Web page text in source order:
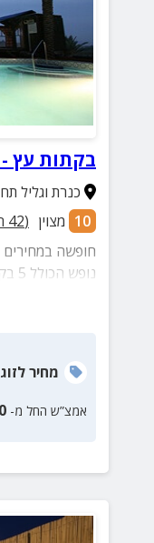
בקתות עץ -
כנרת וגליל
10 מצוין (
42
חופשה במחירים
מרעננת, גלריית
מחירלזוג
אמצ”ש החל מ-